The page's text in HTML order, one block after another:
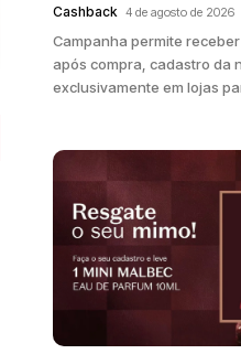
Cashback 4 de agosto de 2026
Campanha permite
após compra, cadastro da
exclusivamente em lojas